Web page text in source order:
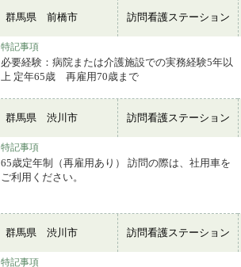
群馬県 前橋市 訪問看護ステーション
特記事項
必要経験：病院または介護施設での実務経験5年以
上 定年65歳 再雇用70歳まで
群馬県 渋川市 訪問看護ステーション
特記事項
65歳定年制（再雇用あり） 訪問の際は、社用車を
ご利用ください。
群馬県 渋川市 訪問看護ステーション
特記事項